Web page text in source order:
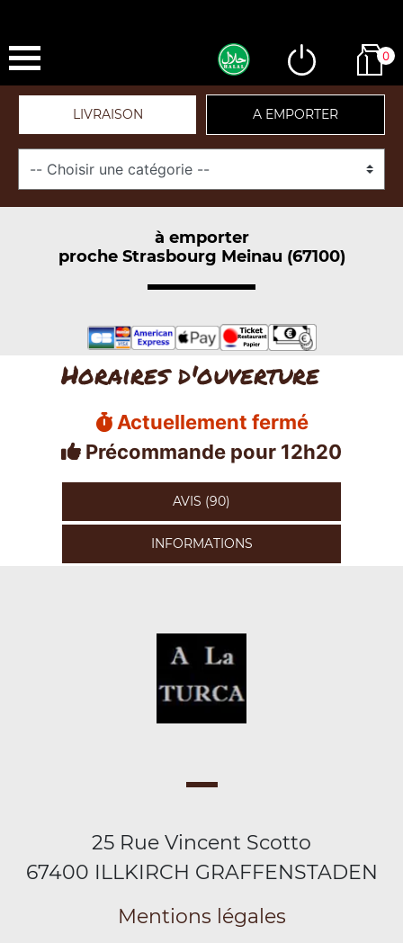
0
LIVRAISON A EMPORTER
à emporter
proche Strasbourg Meinau (67100)
Horaires d'ouverture
Actuellement fermé
Précommande pour 12h20
AVIS (90)
INFORMATIONS
25 Rue Vincent Scotto
67400 ILLKIRCH GRAFFENSTADEN
Mentions légales